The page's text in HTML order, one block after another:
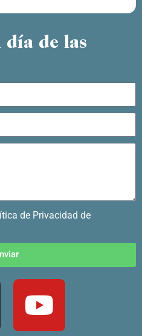
día de las
de Privacidad de